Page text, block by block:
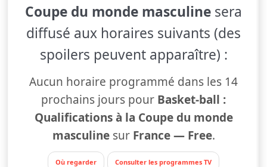
Coupe du monde masculine sera
diffusé aux horaires suivants (des
spoilers peuvent apparaître) :
Aucun horaire programmé dans les 14
prochains jours pour Basket-ball :
Qualifications à la Coupe du monde
masculinesur France — Free.
Où regarder Consulter les programmes TV